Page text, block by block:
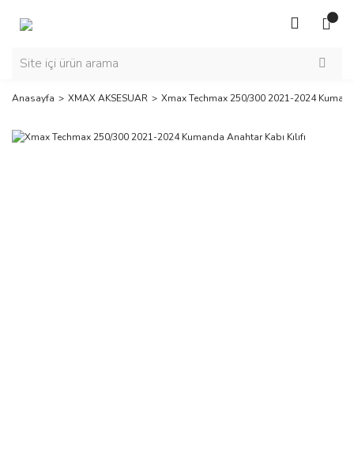
Anasayfa XMAX AKSESUAR Xmax Techmax 250/300 2021-2024